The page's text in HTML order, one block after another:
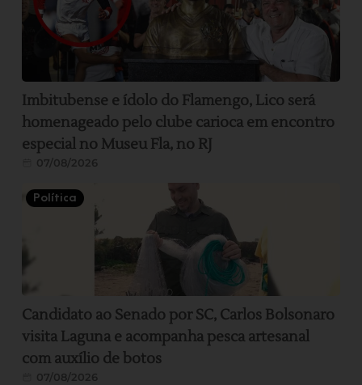
Imbitubense e ídolo do Flamengo, Lico será
homenageado pelo clube carioca em encontro
especial no Museu Fla, no RJ
07/08/2026
Política
Candidato ao Senado por SC, Carlos Bolsonaro
visita Laguna e acompanha pesca artesanal
com auxílio de botos
07/08/2026